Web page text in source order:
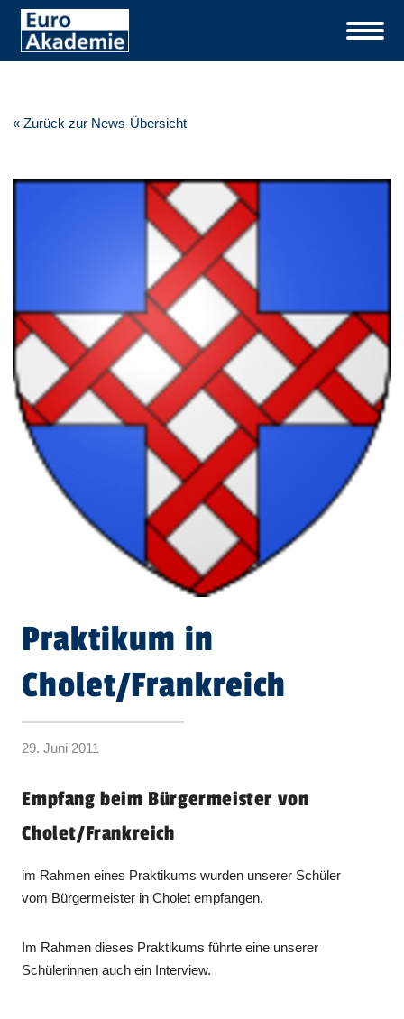
« Zurück zur News-Übersicht
Praktikum in
Cholet/Frankreich
29. Juni 2011
Empfang beim Bürgermeister von
Cholet/Frankreich
im Rahmen eines Praktikums wurden unserer Schüler
vom Bürgermeister in Cholet empfangen.
Im Rahmen dieses Praktikums führte eine unserer
Schülerinnen auch ein Interview.